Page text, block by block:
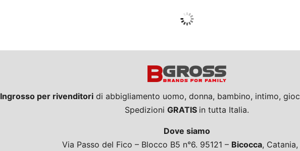
Guarda tutto
Ingrosso per rivenditori di abbigliamento uomo, donna, bambino, intimo,
Spedizioni GRATIS in tutta Italia.
Dove siamo
Via Passo del Fico – Blocco B5 n°6. 95121 – Bicocca,